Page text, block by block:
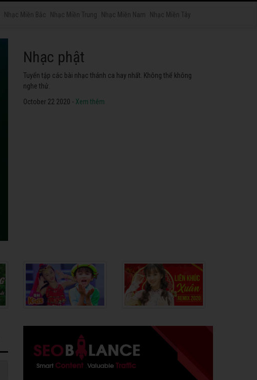
Nhạc Miền Bắc Nhạc Miền Trung Nhạc Miền Nam Nhạc Miền Tây
Nhạc phật
Tuyển tập các bài nhạc thánh ca hay nhất. Không thể không
nghe thử.
October 22 2020 - Xem thêm